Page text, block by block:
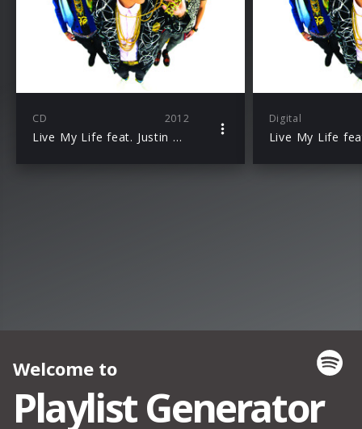
CD 2012
Live My Life feat. Justin Bieber
Digital